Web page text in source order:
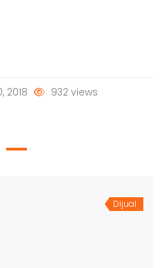
2018 932 views
Dijual